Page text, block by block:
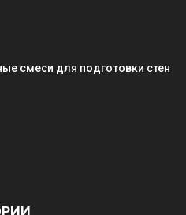
смеси для подготовки стен